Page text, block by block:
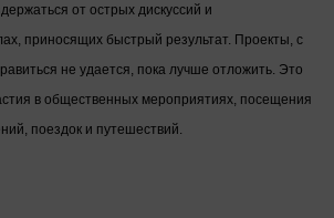
от острых дискуссий и
приносящих быстрый результат. Проекты, с
не удается, пока лучше отложить. Это
в общественных мероприятиях, посещения
поездок и путешествий.